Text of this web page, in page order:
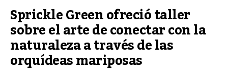
Sprickle Green ofreció taller
sobre el arte de conectar con la
naturaleza a través de las
orquídeas mariposas